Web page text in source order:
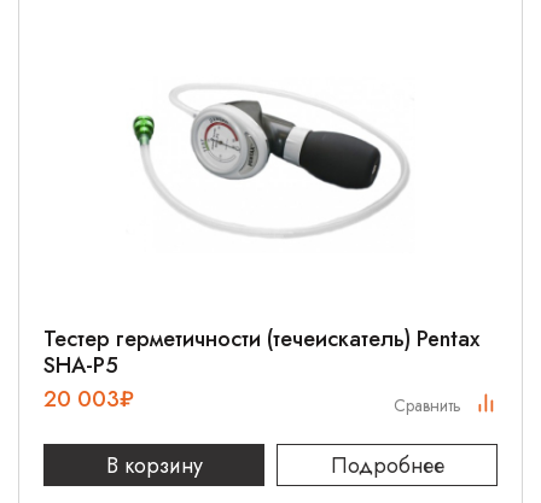
Тестер герметичности (течеискатель) Pentax
SHA-P5
20 003₽
В корзину Подробнее
Сравнить